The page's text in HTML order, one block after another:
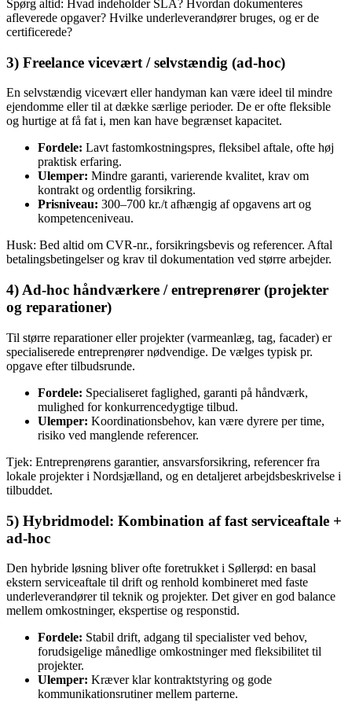
Spørg altid: Hvad indeholder SLA? Hvordan dokumenteres
afleverede opgaver? Hvilke underleverandører bruges, og er de
certificerede?
3) Freelance vicevært / selvstændig (ad‑hoc)
En selvstændig vicevært eller handyman kan være ideel til mindre
ejendomme eller til at dække særlige perioder. De er ofte fleksible
og hurtige at få fat i, men kan have begrænset kapacitet.
Fordele: Lavt fastomkostningspres, fleksibel aftale, ofte høj
praktisk erfaring.
Ulemper: Mindre garanti, varierende kvalitet, krav om
kontrakt og ordentlig forsikring.
Prisniveau: 300–700 kr./t afhængig af opgavens art og
kompetenceniveau.
Husk: Bed altid om CVR‑nr., forsikringsbevis og referencer. Aftal
betalingsbetingelser og krav til dokumentation ved større arbejder.
4) Ad‑hoc håndværkere / entreprenører (projekter
og reparationer)
Til større reparationer eller projekter (varmeanlæg, tag, facader) er
specialiserede entreprenører nødvendige. De vælges typisk pr.
opgave efter tilbudsrunde.
Fordele: Specialiseret faglighed, garanti på håndværk,
mulighed for konkurrencedygtige tilbud.
Ulemper: Koordinationsbehov, kan være dyrere per time,
risiko ved manglende referencer.
Tjek: Entreprenørens garantier, ansvarsforsikring, referencer fra
lokale projekter i Nordsjælland, og en detaljeret arbejdsbeskrivelse i
tilbuddet.
5) Hybridmodel: Kombination af fast serviceaftale +
ad‑hoc
Den hybride løsning bliver ofte foretrukket i Søllerød: en basal
ekstern serviceaftale til drift og renhold kombineret med faste
underleverandører til teknik og projekter. Det giver en god balance
mellem omkostninger, ekspertise og responstid.
Fordele: Stabil drift, adgang til specialister ved behov,
forudsigelige månedlige omkostninger med fleksibilitet til
projekter.
Ulemper: Kræver klar kontraktstyring og gode
kommunikationsrutiner mellem parterne.